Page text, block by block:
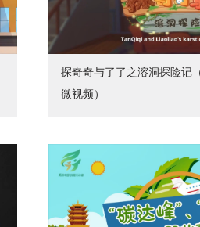
探奇奇与了了之溶洞探险记
微视频）